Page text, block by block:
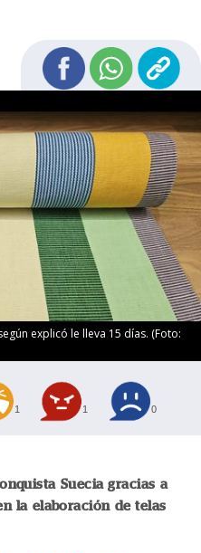
explicó le lleva 15 días. (Foto:
1 1 0
Suecia gracias a
la elaboración de telas